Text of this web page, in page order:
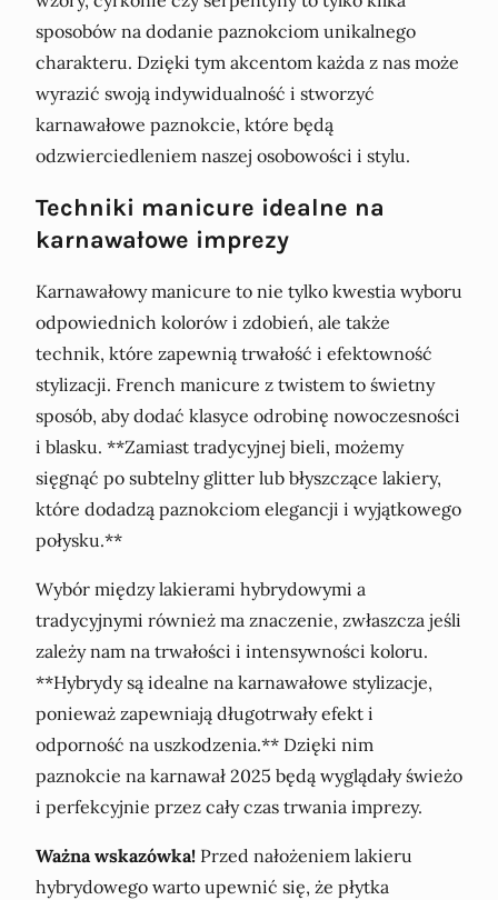
sposobów na dodanie paznokciom unikalnego
charakteru. Dzięki tym akcentom każda z nas może
wyrazić swoją indywidualność i stworzyć
karnawałowe paznokcie, które będą
odzwierciedleniem naszej osobowości i stylu.
Techniki manicure idealne na
karnawałowe imprezy
Karnawałowy manicure to nie tylko kwestia wyboru
odpowiednich kolorów i zdobień, ale także
technik, które zapewnią trwałość i efektowność
stylizacji. French manicure z twistem to świetny
sposób, aby dodać klasyce odrobinę nowoczesności
i blasku. **Zamiast tradycyjnej bieli, możemy
sięgnąć po subtelny glitter lub błyszczące lakiery,
które dodadzą paznokciom elegancji i wyjątkowego
połysku.**
Wybór między lakierami hybrydowymi a
tradycyjnymi również ma znaczenie, zwłaszcza jeśli
zależy nam na trwałości i intensywności koloru.
**Hybrydy są idealne na karnawałowe stylizacje,
ponieważ zapewniają długotrwały efekt i
odporność na uszkodzenia.** Dzięki nim
paznokcie na karnawał 2025 będą wyglądały świeżo
i perfekcyjnie przez cały czas trwania imprezy.
Ważna wskazówka! Przed nałożeniem lakieru
hybrydowego warto upewnić się, że płytka